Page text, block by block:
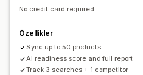
No credit card required
Özellikler
Sync up to 50 products
AI readiness score and full report
Track 3 searches + 1 competitor